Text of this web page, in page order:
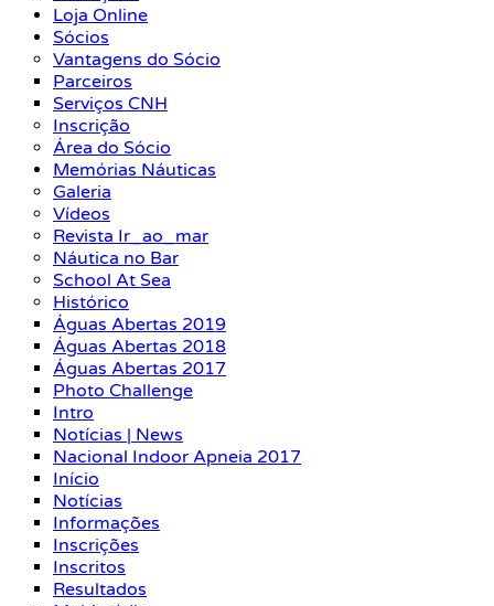
Loja Online
Sócios
Vantagens do Sócio
Parceiros
Serviços CNH
Inscrição
Área do Sócio
Memórias Náuticas
Galeria
Vídeos
Revista Ir_ao_mar
Náutica no Bar
School At Sea
Histórico
Águas Abertas 2019
Águas Abertas 2018
Águas Abertas 2017
Photo Challenge
Intro
Notícias | News
Nacional Indoor Apneia 2017
Início
Notícias
Informações
Inscrições
Inscritos
Resultados